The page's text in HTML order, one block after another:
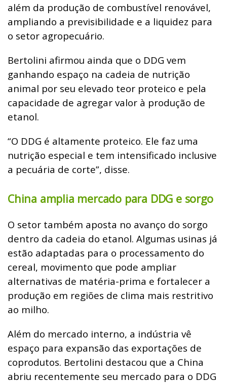
além da produção de combustível renovável,
ampliando a previsibilidade e a liquidez para
o setor agropecuário.
Bertolini afirmou ainda que o DDG vem
ganhando espaço na cadeia de nutrição
animal por seu elevado teor proteico e pela
capacidade de agregar valor à produção de
etanol.
“O DDG é altamente proteico. Ele faz uma
nutrição especial e tem intensificado inclusive
a pecuária de corte”, disse.
China amplia mercado para DDG e sorgo
O setor também aposta no avanço do sorgo
dentro da cadeia do etanol. Algumas usinas já
estão adaptadas para o processamento do
cereal, movimento que pode ampliar
alternativas de matéria-prima e fortalecer a
produção em regiões de clima mais restritivo
ao milho.
Além do mercado interno, a indústria vê
espaço para expansão das exportações de
coprodutos. Bertolini destacou que a China
abriu recentemente seu mercado para o DDG